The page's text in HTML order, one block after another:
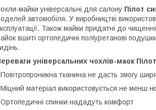
майки універсальні для салону Пілот
автомобіля. У виробництві
Також майки придатні до
вшиті ортопедичні поліуретанові
універсальних чохлів-маок Пілот
тканина не дасть змогу
матеріал використовується не менш
спинки нададуть комфорт